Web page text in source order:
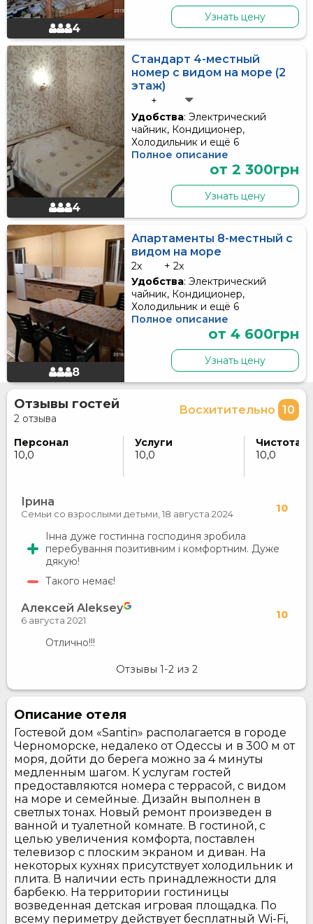
4
Узнать цену
4
Стандарт 4-местный
номер с видом на море (2
этаж)
+
Удобства: Электрический
чайник, Кондиционер,
Холодильник и ещё 6
Полное описание
от 2 300грн
Узнать цену
8
Апартаменты 8-местный с
видом на море
2x
+ 2x
Удобства: Электрический
чайник, Кондиционер,
Холодильник и ещё 6
Полное описание
от 4 600грн
Узнать цену
Отзывы гостей
2 отзыва
Восхитительно 10
Персонал
10,0
Услуги
10,0
Чистота
10,0
Ірина 10
Семьи со взрослыми детьми, 18 августа 2024
Інна дуже гостинна господиня зробила
перебування позитивним і комфортним. Дуже
дякую!
Такого немає!
Алексей Aleksey 10
6 августа 2021
Отлично!!!
Отзывы 1-2 из 2
Описание отеля
Гостевой дом «Santin» располагается в городе
Черноморске, недалеко от Одессы и в 300 м от
моря, дойти до берега можно за 4 минуты
медленным шагом. К услугам гостей
предоставляются номера с террасой, с видом
на море и семейные. Дизайн выполнен в
светлых тонах. Новый ремонт произведен в
ванной и туалетной комнате. В гостиной, с
целью увеличения комфорта, поставлен
телевизор с плоским экраном и диван. На
некоторых кухнях присутствует холодильник и
плита. В наличии есть принадлежности для
барбекю. На территории гостиницы
возведенная детская игровая площадка. По
всему периметру действует бесплатный Wi-Fi,